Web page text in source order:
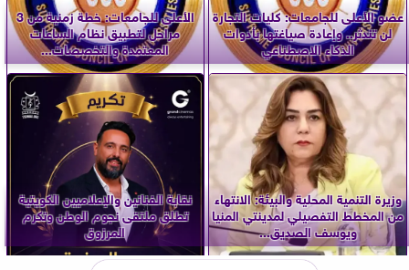
عضو الأعلى للجامعات: كليات التجارة
لن تندثر.. وإعادة صياغتها بأدوات
الذكاء الاصطناعي
الأعلى للجامعات: خطة زمنية من 3
مراحل لتطبيق نظام الساعات
المعتمدة والتخصصات...
وزيرة التنمية المحلية والبيئة: الانتهاء
من المخطط التفصيلي لمدينتي المنيا
ويوسف الصديق...
نقابة الفنانين والإعلاميين الكويتية
تطلق ملتقى نجوم الوطن وتكرم
المرزوق